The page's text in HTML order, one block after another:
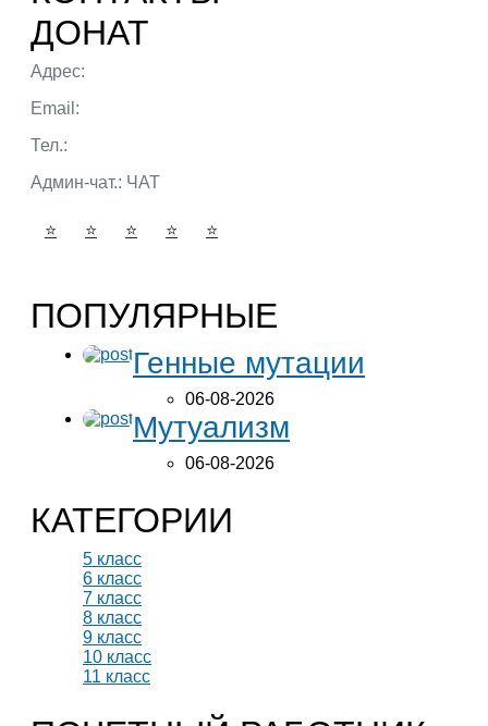
ДОНАТ
Адрес:
Email:
Тел.:
Админ-чат.: ЧАТ
⭐ ⭐ ⭐ ⭐ ⭐
ПОПУЛЯРНЫЕ
Генные мутации
06-08-2026
Мутуализм
06-08-2026
КАТЕГОРИИ
5 класс
6 класс
7 класс
8 класс
9 класс
10 класс
11 класс